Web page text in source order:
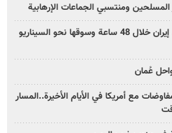
بزشكيان: خططوا لإسقاط إيران خلال 48 ساعة وسوقها نحو السيناريو
عُمان
مع أمريكا في الأيام الأخيرة..المسار